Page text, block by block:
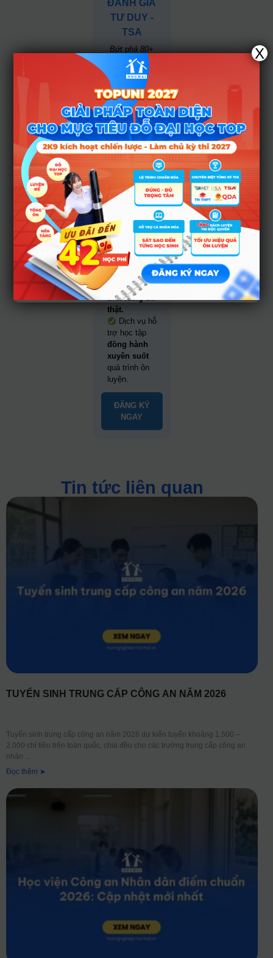
ĐÁNH GIÁ
TƯ DUY -
TSA
Bứt phá 80+
TSA - Tự tin
chinh phục đại
học TOP
100% cập
nhật xu
hướngcấu
trúc đề thi TSA
mới nhất.
Lộ trình 3
giai đoạntoàn
diện - trọng
tâm - hiệu quả.
Đội ngũ
giáo viên luyện
thi giàu kinh
nghiệm.
Phòng
luyện độc
quyền
mô
phỏng 99%
tính năng thi
thật.
Dịch vụ hỗ
trợ học tập
đồng hành
xuyên suốt
quá trình ôn
luyện.
ĐĂNG KÝ
NGAY
Tin tức liên quan
TUYỂN SINH TRUNG CẤP CÔNG AN NĂM 2026
Tuyển sinh trung cấp công an năm 2026 dự kiến tuyển khoảng 1.500 –
2.000 chỉ tiêu trên toàn quốc, chia đều cho các trường trung cấp công an
nhân
Đọc thêm ➤
X